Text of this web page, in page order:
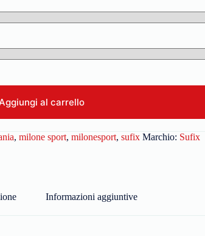
al carrello
, milone sport, milonesport, sufix Marchio: Sufix
Informazioni aggiuntive